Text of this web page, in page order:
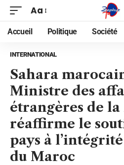
Aa
Accueil Politique Société
INTERNATIONAL
Sahara
Ministre des
étrangères de
réaffirme le
pays à
du Maroc